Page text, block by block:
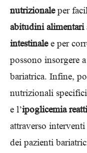
nutrizionaleper
abitudini alimentari
intestinalee per
possono insorgere
bariatrica. Infine,
nutrizionali
e l’ipoglicemia
attraverso
dei pazienti